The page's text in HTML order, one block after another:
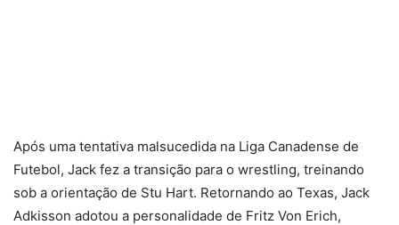
Após uma tentativa malsucedida na Liga Canadense de
Futebol, Jack fez a transição para o wrestling, treinando
sob a orientação de Stu Hart. Retornando ao Texas, Jack
Adkisson adotou a personalidade de Fritz Von Erich,